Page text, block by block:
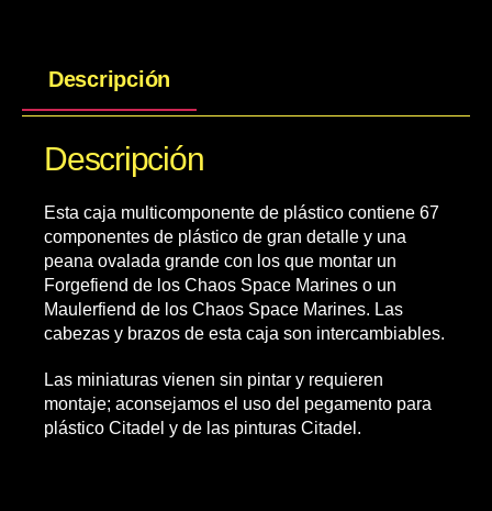
Descripción
Descripción
Esta caja multicomponente de plástico contiene 67
componentes de plástico de gran detalle y una
peana ovalada grande con los que montar un
Forgefiend de los Chaos Space Marines o un
Maulerfiend de los Chaos Space Marines. Las
cabezas y brazos de esta caja son intercambiables.
Las miniaturas vienen sin pintar y requieren
montaje; aconsejamos el uso del pegamento para
plástico Citadel y de las pinturas Citadel.